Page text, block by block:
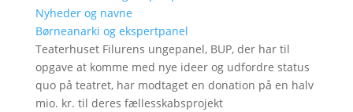
Nyheder og navne
Børneanarki og ekspertpanel
Teaterhuset Filurens ungepanel, BUP, der har til
opgave at komme med nye ideer og udfordre status
quo på teatret, har modtaget en donation på en halv
mio. kr. til deres fællesskabsprojekt